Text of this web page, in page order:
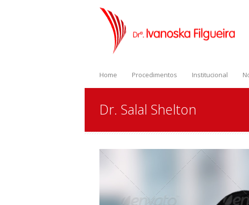
Home Procedimentos Institucional
Dr. Salal Shelton